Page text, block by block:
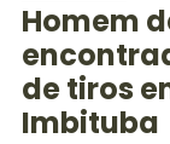
Homem
de tiros
Imbituba